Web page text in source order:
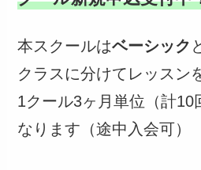
本スクールはベーシック
クラスに分けてレッスン
1クール3ヶ月単位（計10
なります（途中入会可）